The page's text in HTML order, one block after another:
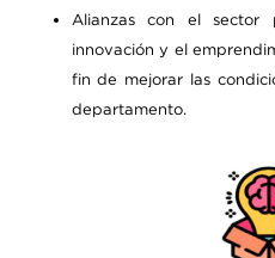
Alianzas con el sector
innovación y el
fin de mejorar las
departamento.